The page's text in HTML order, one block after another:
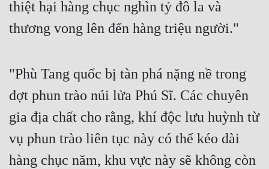
Lịch Sử
Mưu Mô
Mạt Thế
Mỹ Thực
thiệt hại hàng chục nghìn tỷ đô la và
thương vong lên đến hàng triệu người."
"Phù Tang quốc bị tàn phá nặng nề trong
đợt phun trào núi lửa Phú Sĩ. Các chuyên
gia địa chất cho rằng, khí độc lưu huỳnh từ
vụ phun trào liên tục này có thể kéo dài
hàng chục năm, khu vực này sẽ không còn